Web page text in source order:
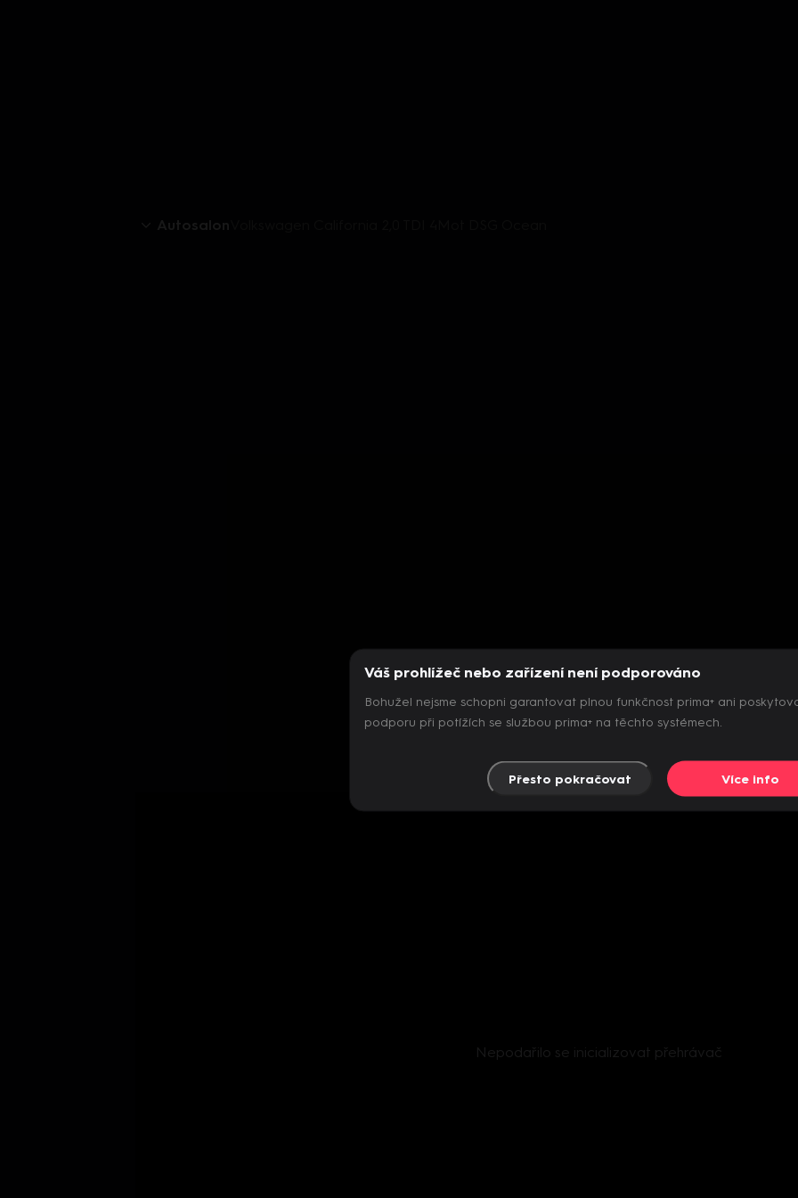
Nepodařilo se inicializovat přehrávač
Váš prohlížeč nebo zařízení není podporováno
Bohužel nejsme schopni garantovat plnou funkčnost prima+ ani
podporu při potížích se službou prima+ na těchto systémech.
Přesto pokračovat Více info